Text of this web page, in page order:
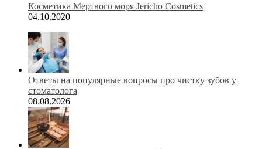
Косметика Мертвого моря Jericho Cosmetics
04.10.2020
Ответы на популярные вопросы про чистку зубов у
стоматолога
08.08.2026